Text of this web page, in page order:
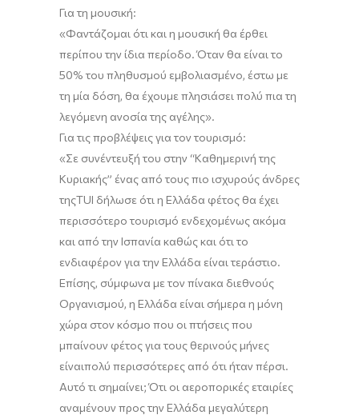
Για τη μουσική:
«Φαντάζομαι ότι και η μουσική θα έρθει
περίπου την ίδια περίοδο. Όταν θα είναι το
50% του πληθυσμού εμβολιασμένο, έστω με
τη μία δόση, θα έχουμε πλησιάσει πολύ πια τη
λεγόμενη ανοσία της αγέλης».
Για τις προβλέψεις για τον τουρισμό:
«Σε συνέντευξή του στην “Καθημερινή της
Κυριακής” ένας από τους πιο ισχυρούς άνδρες
τηςTUI δήλωσε ότι η Ελλάδα φέτος θα έχει
περισσότερο τουρισμό ενδεχομένως ακόμα
και από την Ισπανία καθώς και ότι το
ενδιαφέρον για την Ελλάδα είναι τεράστιο.
Επίσης, σύμφωνα με τον πίνακα διεθνούς
Οργανισμού, η Ελλάδα είναι σήμερα η μόνη
χώρα στον κόσμο που οι πτήσεις που
μπαίνουν φέτοςγια τους θερινούς μήνες
είναιπολύ περισσότερες από ότι ήταν πέρσι.
Αυτό τι σημαίνει; Ότι οι αεροπορικές εταιρίες
αναμένουν προς την Ελλάδα μεγαλύτερη